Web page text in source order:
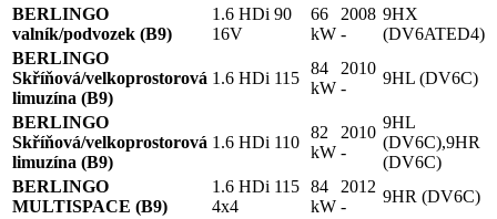
BERLINGO
valník/podvozek (B9)
1.6 HDi 90
16V
66
kW
2008
-
9HX
(DV6ATED4)
BERLINGO
Skříňová/velkoprostorová
limuzína (B9)
1.6 HDi 115
84
kW
2010
-
9HL (DV6C)
BERLINGO
Skříňová/velkoprostorová
limuzína (B9)
1.6 HDi 110
82
kW
2010
-
9HL
(DV6C),9HR
(DV6C)
BERLINGO
MULTISPACE (B9)
1.6 HDi 115
4x4
84
kW
2012
-
9HR (DV6C)